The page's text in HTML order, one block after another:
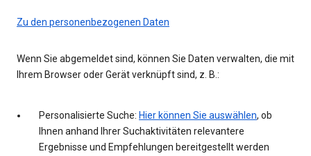
Zu den personenbezogenen Daten
Wenn Sie abgemeldet sind, können Sie Daten verwalten, die mit
Ihrem Browser oder Gerät verknüpft sind, z. B.:
Personalisierte Suche: Hier können Sie auswählen, ob
Ihnen anhand Ihrer Suchaktivitäten relevantere
Ergebnisse und Empfehlungen bereitgestellt werden